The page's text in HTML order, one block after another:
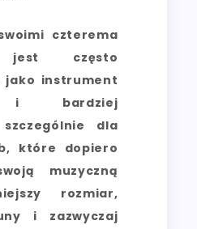
czterema
jest często
jako instrument
i bardziej
dla
które dopiero
muzyczną
rozmiar,
i zazwyczaj